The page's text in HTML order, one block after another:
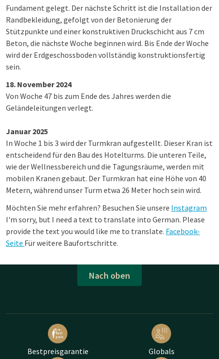
Fundament gelegt. Der nächste Schritt ist die Installation der
Randbekleidung, gefolgt von der Betonierung der
Stützpunkte und einer konstruktiven Druckschicht aus 7 cm
Beton, die nächste Woche beginnen wird. Bis Ende der Woche
wird der Erdgeschossboden vollständig konstruktionsfertig
sein.
18. November 2024
Von Woche 47 bis zum Ende des Jahres werden die
Geländeleitungen verlegt.
Januar 2025
In Woche 1 bis 3 wird der Turmkran aufgestellt. Dieser Kran ist
entscheidend für den Bau des Hotelturms. Die unteren Teile,
wie der Wellnessbereich und die Tagungsräume, werden mit
mobilen Kranen gebaut. Der Turmkran hat eine Höhe von 40
Metern, während unser Turm etwa 26 Meter hoch sein wird.
Möchten Sie mehr erfahren? Besuchen Sie unsere Instagram
I'm sorry, but I need a text to translate into German. Please
provide the text you would like me to translate. Facebook-
Seite Für weitere Baufortschritte.
Nach oben
Bestpreisgarantie Globals